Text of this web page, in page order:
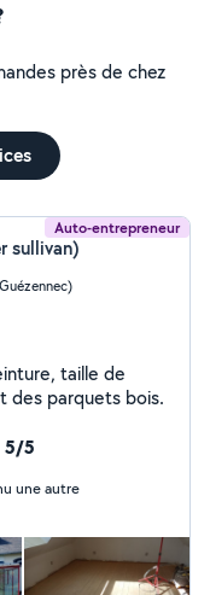
près de chez
Auto-entrepreneur
sullivan)
taille de
des parquets bois.
5/5
une autre